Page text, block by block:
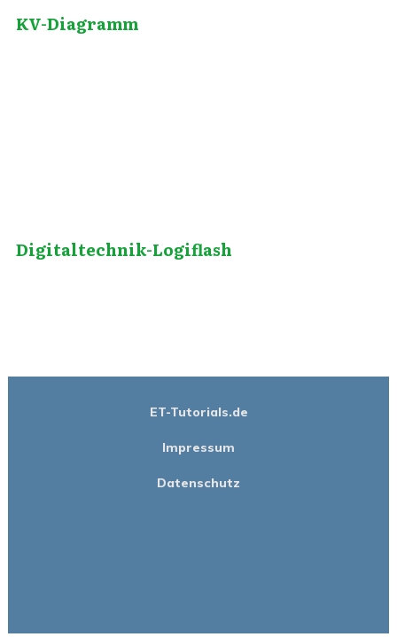
KV-Diagramm
Digitaltechnik-Logiflash
ET-Tutorials.de
Impressum
Datenschutz